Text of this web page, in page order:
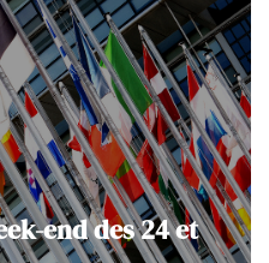
end des 24 et